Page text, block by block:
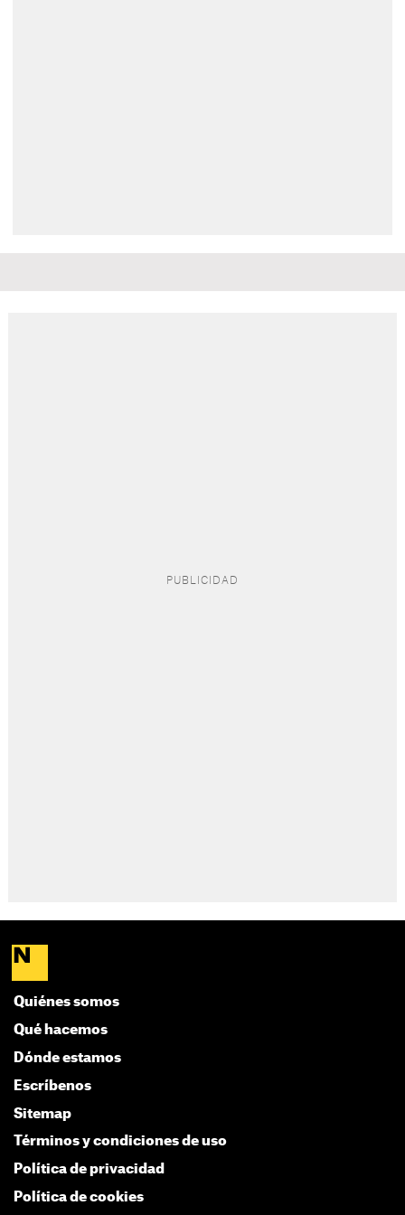
Quiénes somos
Qué hacemos
Dónde estamos
Escríbenos
Sitemap
Términos y condiciones de uso
Política de privacidad
Política de cookies